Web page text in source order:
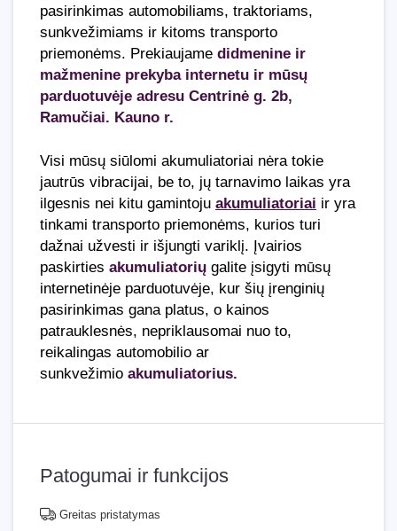
pasirinkimas automobiliams, traktoriams,
sunkvežimiams ir kitoms transporto
priemonėms. Prekiaujame didmenine ir
mažmenine prekyba internetu ir mūsų
parduotuvėje adresu Centrinė g. 2b,
Ramučiai. Kauno r.
Visi mūsų siūlomi akumuliatoriai nėra tokie
jautrūs vibracijai, be to, jų tarnavimo laikas yra
ilgesnis nei kitu gamintoju akumuliatoriai ir yra
tinkami transporto priemonėms, kurios turi
dažnai užvesti ir išjungti variklį. Įvairios
paskirties akumuliatorių galite įsigyti mūsų
internetinėje parduotuvėje, kur šių įrenginių
pasirinkimas gana platus, o kainos
patrauklesnės, nepriklausomai nuo to,
reikalingas automobilio ar
sunkvežimio akumuliatorius.
Patogumai ir funkcijos
Greitas pristatymas